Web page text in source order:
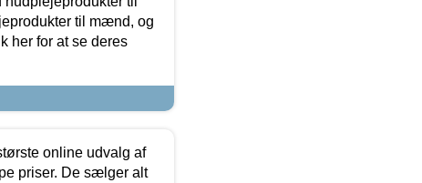
til mænd, og
her for at se deres
online udvalg af
priser. De sælger alt